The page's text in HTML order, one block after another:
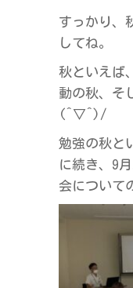
すっかり、
してね。
秋といえば
動の秋、そ
(^▽^)/
勉強の秋と
に続き、9
会について